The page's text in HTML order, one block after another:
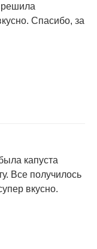
решила
Спасибо, за
капуста
Все получилось
вкусно.